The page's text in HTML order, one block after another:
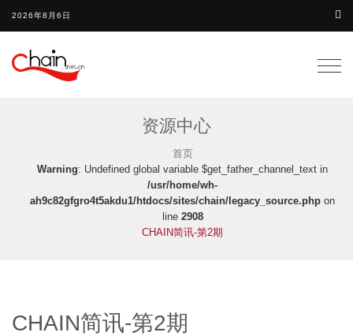
2026年8月6日
资源中心
首页
Warning: Undefined global variable $get_father_channel_text in
/usr/home/wh-
ah9c82gfgro4t5akdu1/htdocs/sites/chain/legacy_source.php on
line 2908
CHAIN简讯-第2期
CHAIN简讯-第2期